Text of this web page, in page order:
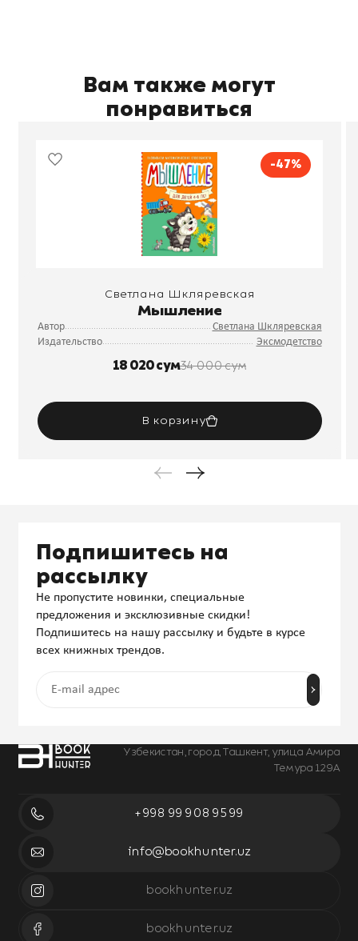
Вам также могут
понравиться
-47%
Светлана Шкляревская
Мышление
Автор
Светлана Шкляревская
Издательство
Эксмодетство
18 020 сум34 000 сум
В корзину
Узбекистан, город Ташкент, улица Амира
Темура 129А
+998 99 908 95 99
info@bookhunter.uz
bookhunter.uz
bookhunter.uz
Подпишитесь на
рассылку
Не пропустите новинки, специальные
предложения и эксклюзивные скидки!
Подпишитесь на нашу рассылку и будьте в курсе
всех книжных трендов.